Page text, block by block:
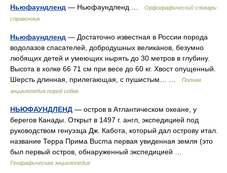
Ньюфаундленд — Ньюфаундленд …
Орфографический словарь-
справочник
Ньюфаундленд — Достаточно известная в России порода
водолазов спасателей, добродушных великанов, безумно
любящих детей и умеющих нырять до 30 метров в глубину.
Высота в холке 66 71 см при весе до 60 кг. Хвост опущенный.
Шерсть длинная, прилегающая, с пушистым… …
Полная
энциклопедия пород собак
НЬЮФАУНДЛЕНД — остров в Атлантическом океане, у
берегов Канады. Открыт в 1497 г. англ, экспедицией под
руководством генуэзца Дж. Кабота, который дал острову итал.
название Терра Прима Bucma первая увиденная земля (это
был первый остров, обнаруженный экспедицией …
Географическая энциклопедия